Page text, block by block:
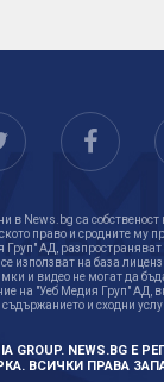
в News.bg са
право и сродните му
Груп" АД, разпространяват
използват на база
и видео не могат да
на "Уеб Медия Груп" АД,
съдържанието и сходни
GROUP. NEWS.BG
ВСИЧКИ ПРАВА